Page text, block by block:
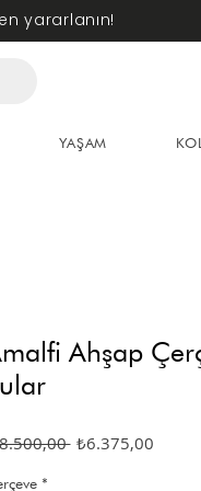
yararlanın!
Ahşap
Normal
₺6.375,00
*
YAŞAM